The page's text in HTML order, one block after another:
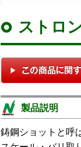
ストロ
製品説明
鋳鋼ショットと呼